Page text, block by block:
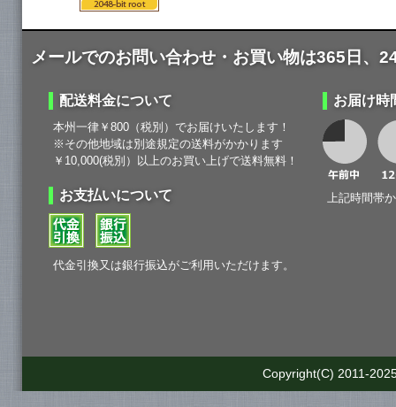
メールでのお問い合わせ・お買い物は365日、
配送料金について
本州一律￥800（税別）でお届けいたします！
※その他地域は別途規定の送料がかかります
￥10,000(税別）以上のお買い上げで送料無料！
お支払いについて
代金引換又は銀行振込がご利用いただけます。
お届け時
上記時間帯
Copyright(C) 2011-